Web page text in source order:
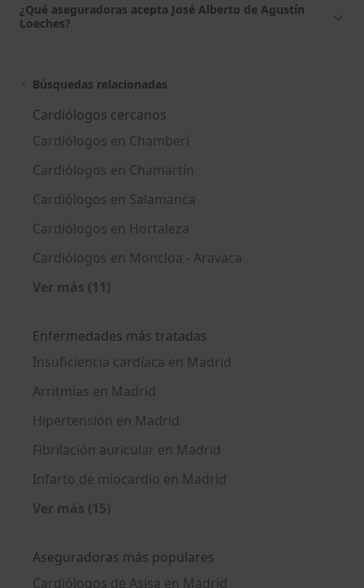
¿Qué aseguradoras acepta José Alberto de Agustín
Loeches?
Búsquedas relacionadas
Cardiólogos cercanos
Cardiólogos en Chamberí
Cardiólogos en Chamartín
Cardiólogos en Salamanca
Cardiólogos en Hortaleza
Cardiólogos en Moncloa - Aravaca
Ver más (11)
Enfermedades más tratadas
Insuficiencia cardíaca en Madrid
Arritmias en Madrid
Hipertensión en Madrid
Fibrilación auricular en Madrid
Infarto de miocardio en Madrid
Ver más (15)
Aseguradoras más populares
Cardiólogos de Asisa en Madrid